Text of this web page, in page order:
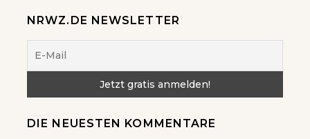
NRWZ.DE NEWSLETTER
DIE NEUESTEN KOMMENTARE